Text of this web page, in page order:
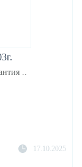
..
17.10.2025